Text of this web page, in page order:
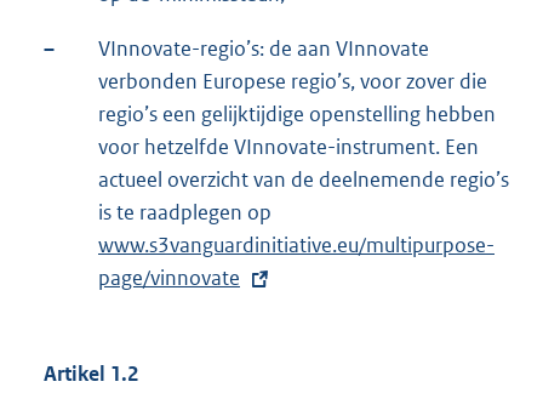
–
VInnovate-regio’s: de aan VInnovate
verbonden Europese regio’s, voor zover die
regio’s een gelijktijdige openstelling hebben
voor hetzelfde VInnovate-instrument. Een
actueel overzicht van de deelnemende regio’s
is te raadplegen op
x
www.s3vanguardinitiative.eu/multipurpose-
page/vinnovate
Artikel 1.2